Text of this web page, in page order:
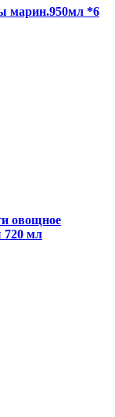
марин.950мл *6
овощное
720 мл